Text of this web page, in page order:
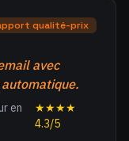
qualité-prix
avec
en
★★★★
4.3/5